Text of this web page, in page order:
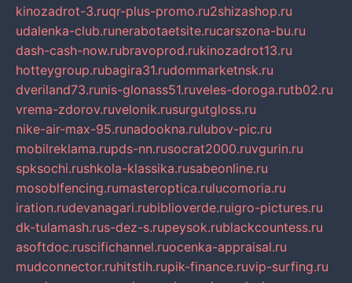
kinozadrot-3.ruqr-plus-promo.ru2shizashop.ru
udalenka-club.runerabotaetsite.rucarszona-bu.ru
dash-cash-now.rubravoprod.rukinozadrot13.ru
hotteygroup.rubagira31.rudommarketnsk.ru
dveriland73.runis-glonass51.ruveles-doroga.rutb02.ru
vrema-zdorov.ruvelonik.rusurgutgloss.ru
nike-air-max-95.runadookna.rulubov-pic.ru
mobilreklama.rupds-nn.rusocrat2000.ruvgurin.ru
spksochi.rushkola-klassika.rusabeonline.ru
mosoblfencing.rumasteroptica.rulucomoria.ru
iration.rudevanagari.rubiblioverde.ruigro-pictures.ru
dk-tulamash.rus-dez-s.rupeysok.rublackcountess.ru
asoftdoc.ruscifichannel.ruocenka-appraisal.ru
mudconnector.ruhitstih.rupik-finance.ruvip-surfing.ru